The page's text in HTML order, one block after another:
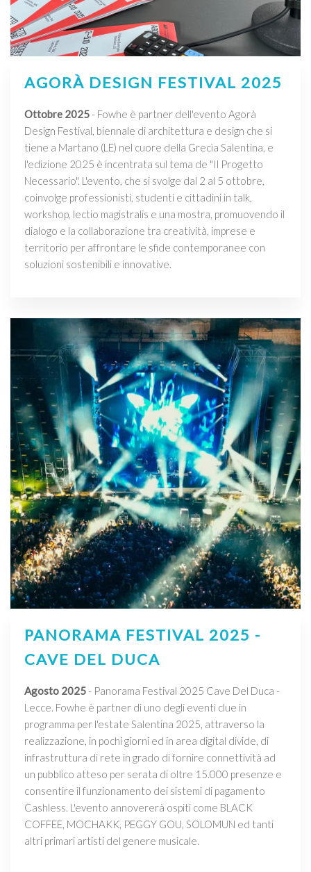
AGORÀ DESIGN FESTIVAL 2025
Ottobre 2025- Fowhe è partner dell'evento Agorà
Design Festival, biennale di architettura e design che si
tiene a Martano (LE) nel cuore della Grecìa Salentina, e
l'edizione 2025 è incentrata sul tema de "Il Progetto
Necessario". L'evento, che si svolge dal 2 al 5 ottobre,
coinvolge professionisti, studenti e cittadini in talk,
workshop, lectio magistralis e una mostra, promuovendo il
dialogo e la collaborazione tra creatività, imprese e
territorio per affrontare le sfide contemporanee con
soluzioni sostenibili e innovative.
PANORAMA FESTIVAL 2025 -
CAVE DEL DUCA
Agosto 2025- Panorama Festival 2025 Cave Del Duca -
Lecce. Fowhe è partner di uno degli eventi clue in
programma per l'estate Salentina 2025, attraverso la
realizzazione, in pochi giorni ed in area digital divide, di
infrastruttura di rete in grado di fornire connettività ad
un pubblico atteso per serata di oltre 15.000 presenze e
consentire il funzionamento dei sistemi di pagamento
Cashless. L'evento annovererà ospiti come BLACK
COFFEE, MOCHAKK, PEGGY GOU, SOLOMUN ed tanti
altri primari artisti del genere musicale.